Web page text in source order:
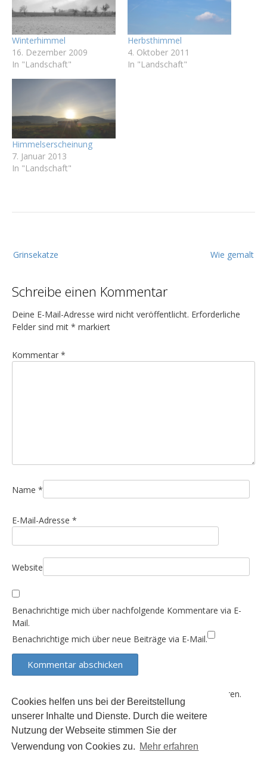
Cookies helfen uns bei der Bereitstellung
unserer Inhalte und Dienste. Durch die weitere
Nutzung der Webseite stimmen Sie der
Verwendung von Cookies zu. Mehr erfahren
Winterhimmel
16. Dezember 2009
In "Landschaft"
Herbsthimmel
4. Oktober 2011
In "Landschaft"
Himmelserscheinung
7. Januar 2013
In "Landschaft"
e
t
r
a
s
a
i
o
n
Wie gemalt
Grinsekatze
Schreibe einen Kommentar
Deine E-Mail-Adresse wird nicht veröffentlicht. Erforderliche
Felder sind mit * markiert
Kommentar *
Name *
E-Mail-Adresse *
Website
Benachrichtige mich über nachfolgende Kommentare via E-
Mail.
Benachrichtige mich über neue Beiträge via E-Mail.
Diese Website verwendet Akismet, um Spam zu reduzieren.
Erfahre, wie deine Kommentardaten verarbeitet werden.